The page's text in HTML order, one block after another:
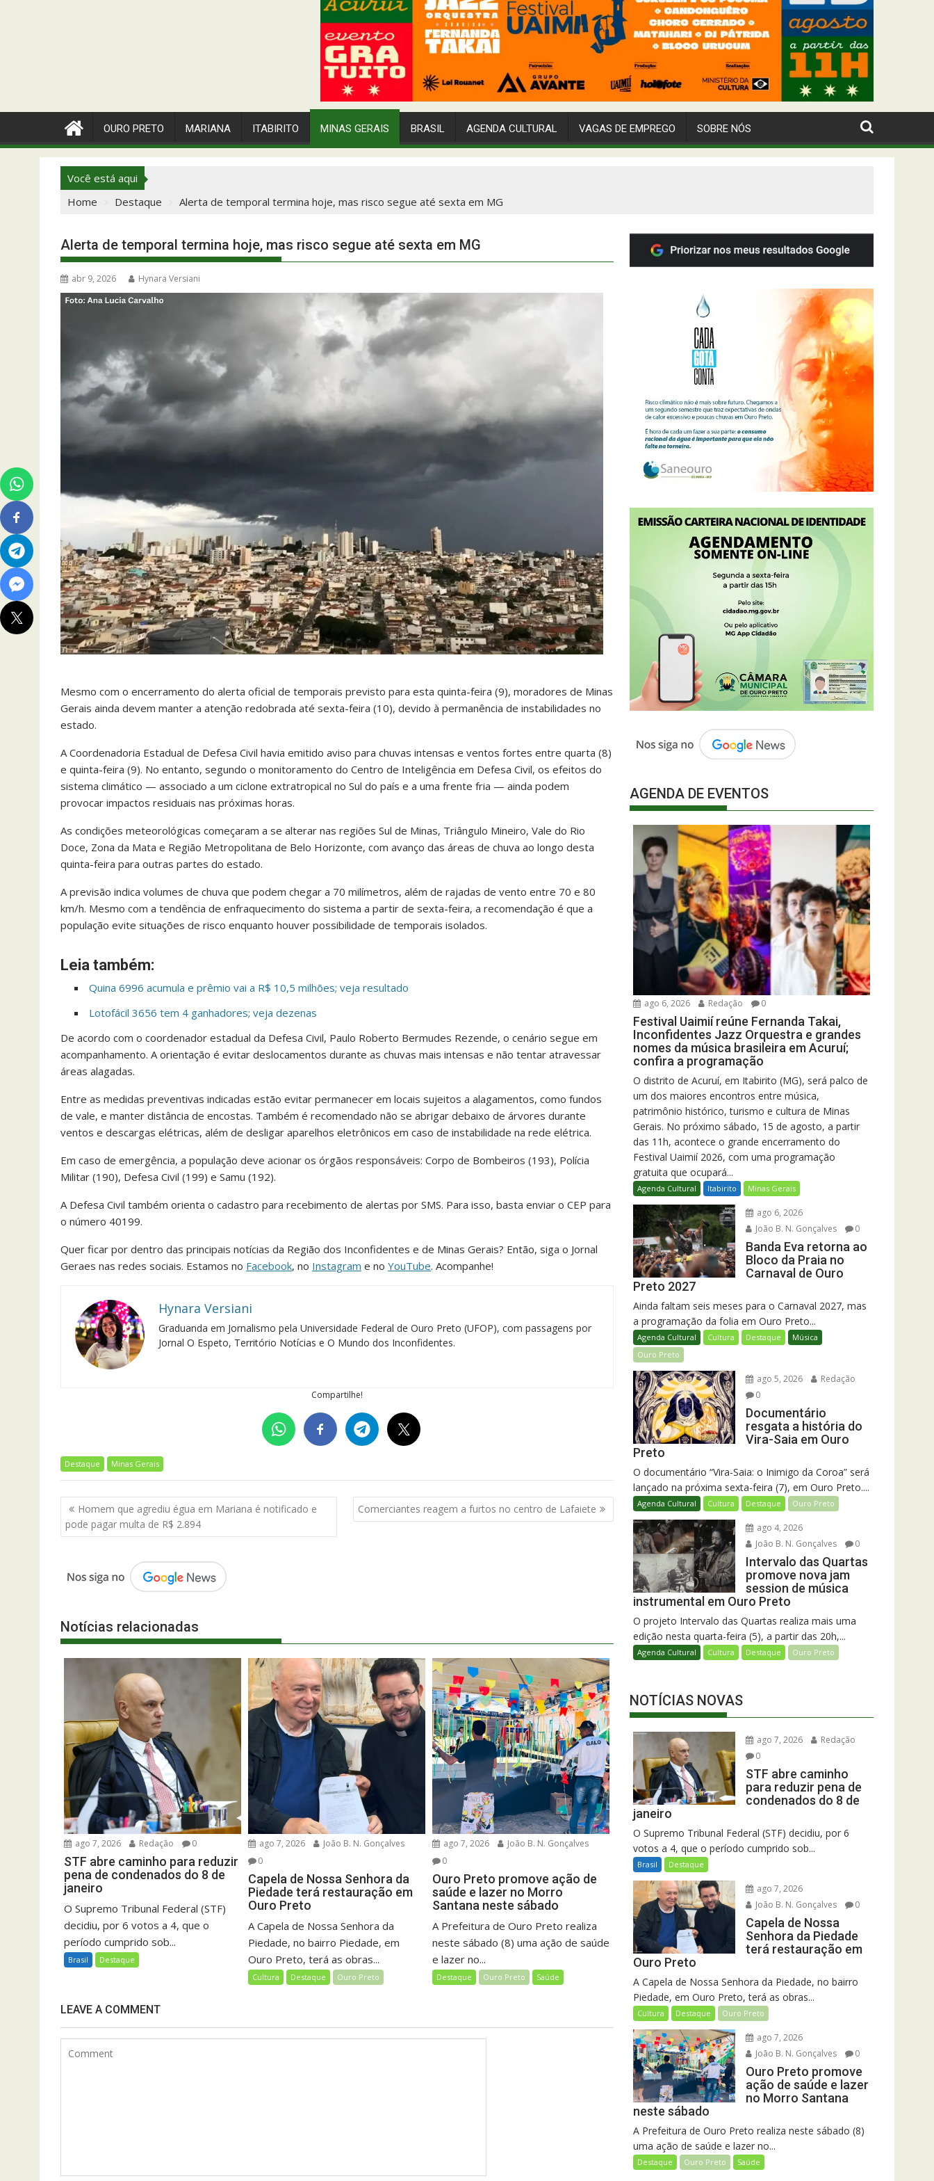
OURO PRETO MARIANA ITABIRITO MINAS GERAIS BRASIL AGENDA CULTURAL VAGAS DE EMPREGO SOBRE NÓS
Você está aqui
Home
Destaque Alerta de temporal termina hoje, mas risco segue até sexta em MG
Alerta de temporal termina hoje, mas risco segue até sexta em MG
abr 9, 2026 Hynara Versiani
Mesmo com o encerramento do alerta oficial de temporais previsto para esta quinta-feira (9), moradores de Minas
Gerais ainda devem manter a atenção redobrada até sexta-feira (10), devido à permanência de instabilidades no
estado.
A Coordenadoria Estadual de Defesa Civil havia emitido aviso para chuvas intensas e ventos fortes entre quarta (8)
e quinta-feira (9). No entanto, segundo o monitoramento do Centro de Inteligência em Defesa Civil, os efeitos do
sistema climático — associado a um ciclone extratropical no Sul do país e a uma frente fria — ainda podem
provocar impactos residuais nas próximas horas.
As condições meteorológicas começaram a se alterar nas regiões Sul de Minas, Triângulo Mineiro, Vale do Rio
Doce, Zona da Mata e Região Metropolitana de Belo Horizonte, com avanço das áreas de chuva ao longo desta
quinta-feira para outras partes do estado.
A previsão indica volumes de chuva que podem chegar a 70 milímetros, além de rajadas de vento entre 70 e 80
km/h. Mesmo com a tendência de enfraquecimento do sistema a partir de sexta-feira, a recomendação é que a
população evite situações de risco enquanto houver possibilidade de temporais isolados.
Leia também:
Quina 6996 acumula e prêmio vai a R$ 10,5 milhões; veja resultado
Lotofácil 3656 tem 4 ganhadores; veja dezenas
De acordo com o coordenador estadual da Defesa Civil, Paulo Roberto Bermudes Rezende, o cenário segue em
acompanhamento. A orientação é evitar deslocamentos durante as chuvas mais intensas e não tentar atravessar
áreas alagadas.
Entre as medidas preventivas indicadas estão evitar permanecer em locais sujeitos a alagamentos, como fundos
de vale, e manter distância de encostas. Também é recomendado não se abrigar debaixo de árvores durante
ventos e descargas elétricas, além de desligar aparelhos eletrônicos em caso de instabilidade na rede elétrica.
Em caso de emergência, a população deve acionar os órgãos responsáveis: Corpo de Bombeiros (193), Polícia
Militar (190), Defesa Civil (199) e Samu (192).
A Defesa Civil também orienta o cadastro para recebimento de alertas por SMS. Para isso, basta enviar o CEP para
o número 40199.
Quer ficar por dentro das principais notícias da Região dos Inconfidentes e de Minas Gerais? Então, siga o Jornal
Geraes nas redes sociais. Estamos no Facebook, no Instagram e no YouTube. Acompanhe!
Hynara Versiani
Graduanda em Jornalismo pela Universidade Federal de Ouro Preto (UFOP), com passagens por
Jornal O Espeto, Território Notícias e O Mundo dos Inconfidentes.
Compartilhe!
Destaque Minas Gerais
Navegação
de
Post
Homem que agrediu égua em Mariana é notificado e
pode pagar multa de R$ 2.894
Comerciantes reagem a furtos no centro de Lafaiete
Notícias relacionadas
ago 7, 2026 Redação 0
STF abre caminho para reduzir
pena de condenados do 8 de
janeiro
O Supremo Tribunal Federal (STF)
decidiu, por 6 votos a 4, que o
período cumprido sob...
Brasil Destaque
ago 7, 2026
João B. N. Gonçalves
0
Capela de Nossa Senhora da
Piedade terá restauração em
Ouro Preto
A Capela de Nossa Senhora da
Piedade, no bairro Piedade, em
Ouro Preto, terá as obras...
Cultura Destaque Ouro Preto
ago 7, 2026
João B. N. Gonçalves
0
Ouro Preto promove ação de
saúde e lazer no Morro
Santana neste sábado
A Prefeitura de Ouro Preto realiza
neste sábado (8) uma ação de saúde
e lazer no...
Destaque Ouro Preto Saúde
LEAVE A COMMENT
AGENDA DE EVENTOS
ago 6, 2026 Redação 0
Festival Uaimií reúne Fernanda Takai,
Inconfidentes Jazz Orquestra e grandes
nomes da música brasileira em Acuruí;
confira a programação
O distrito de Acuruí, em Itabirito (MG), será palco de
um dos maiores encontros entre música,
patrimônio histórico, turismo e cultura de Minas
Gerais. No próximo sábado, 15 de agosto, a partir
das 11h, acontece o grande encerramento do
Festival Uaimií 2026, com uma programação
gratuita que ocupará...
Agenda Cultural Itabirito Minas Gerais
ago 6, 2026
João B. N. Gonçalves
0
Banda Eva retorna ao
Bloco da Praia no
Carnaval de Ouro
Preto 2027
Ainda faltam seis meses para o Carnaval 2027, mas
a programação da folia em Ouro Preto...
Agenda Cultural Cultura Destaque
Música
Ouro Preto
ago 5, 2026
Redação
0
Documentário
resgata a história do
Vira-Saia em Ouro
Preto
O documentário “Vira-Saia: o Inimigo da Coroa” será
lançado na próxima sexta-feira (7), em Ouro Preto....
Agenda Cultural Cultura Destaque Ouro Preto
ago 4, 2026
João B. N. Gonçalves
0
Intervalo das Quartas
promove nova jam
session de música
instrumental em Ouro Preto
O projeto Intervalo das Quartas realiza mais uma
edição nesta quarta-feira (5), a partir das 20h,...
Agenda Cultural Cultura Destaque Ouro Preto
NOTÍCIAS NOVAS
ago 7, 2026
Redação
0
STF abre caminho
para reduzir pena de
condenados do 8 de
janeiro
O Supremo Tribunal Federal (STF) decidiu, por 6
votos a 4, que o período cumprido sob...
Brasil Destaque
ago 7, 2026
João B. N. Gonçalves
0
Capela de Nossa
Senhora da Piedade
terá restauração em
Ouro Preto
A Capela de Nossa Senhora da Piedade, no bairro
Piedade, em Ouro Preto, terá as obras...
Cultura Destaque Ouro Preto
ago 7, 2026
João B. N. Gonçalves
0
Ouro Preto promove
ação de saúde e lazer
no Morro Santana
neste sábado
A Prefeitura de Ouro Preto realiza neste sábado (8)
uma ação de saúde e lazer no...
Destaque Ouro Preto Saúde